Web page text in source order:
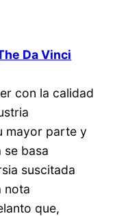
Da Vinci
con la calidad
mayor parte y
se basa
suscitada
nota
que,